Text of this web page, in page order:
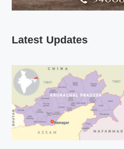
Latest Updates